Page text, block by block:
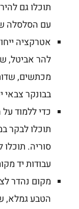
תוכלו גם
עם הסלסלה
אטרקציה
להר אביטל,
מכתשים,
בבונקר צבאי
כדי ללמוד
תוכלו לבקר
סוריה.
עבודות יד
מקום נהדר
הטבע גמלא,